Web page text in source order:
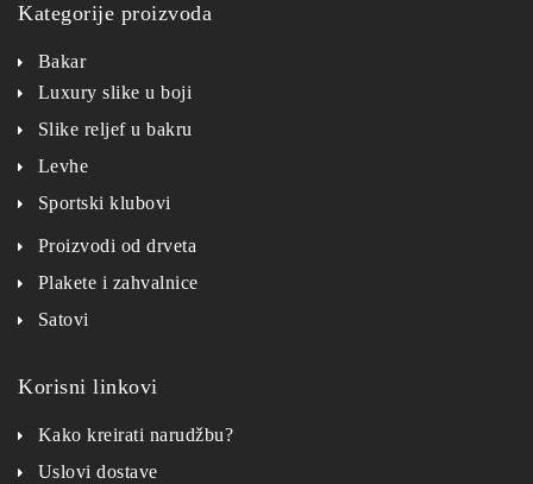
Kategorije proizvoda
Bakar
Luxury slike u boji
Slike reljef u bakru
Levhe
Sportski klubovi
Proizvodi od drveta
Plakete i zahvalnice
Satovi
Korisni linkovi
Kako kreirati narudžbu?
Uslovi dostave